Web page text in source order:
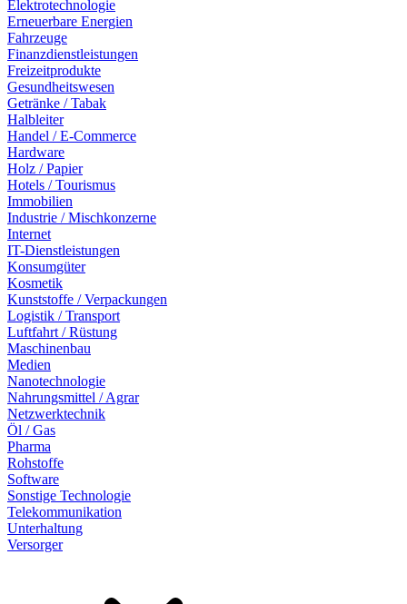
Elektrotechnologie
Erneuerbare Energien
Fahrzeuge
Finanzdienstleistungen
Freizeitprodukte
Gesundheitswesen
Getränke / Tabak
Halbleiter
Handel / E-Commerce
Hardware
Holz / Papier
Hotels / Tourismus
Immobilien
Industrie / Mischkonzerne
Internet
IT-Dienstleistungen
Konsumgüter
Kosmetik
Kunststoffe / Verpackungen
Logistik / Transport
Luftfahrt / Rüstung
Maschinenbau
Medien
Nanotechnologie
Nahrungsmittel / Agrar
Netzwerktechnik
Öl / Gas
Pharma
Rohstoffe
Software
Sonstige Technologie
Telekommunikation
Unterhaltung
Versorger